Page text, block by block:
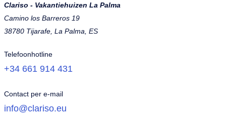
Clariso - Vakantiehuizen La Palma
Camino los Barreros 19
38780 Tijarafe, La Palma, ES
Telefoonhotline
+34 661 914 431
Contact per e-mail
info@clariso.eu